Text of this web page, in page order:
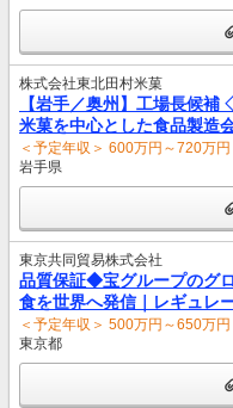
株式会社東北田村米菓
【岩手／奥州】工場長候
米菓を中心とした食品製造
＜予定年収＞ 600万円～720万円
岩手県
東京共同貿易株式会社
品質保証◆宝グループのグ
食を世界へ発信｜レギュレ
＜予定年収＞ 500万円～650万円
東京都